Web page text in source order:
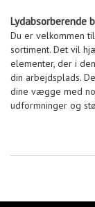
Lydabsorberende
Du er velkommen
sortiment. Det vil
elementer, der i
din arbejdsplads.
dine vægge med
udformninger og